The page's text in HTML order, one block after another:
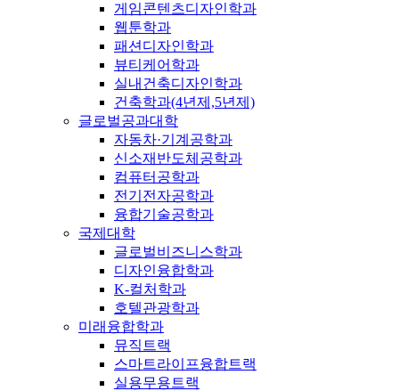
게임콘텐츠디자인학과
웹툰학과
패션디자인학과
뷰티케어학과
실내건축디자인학과
건축학과(4년제,5년제)
글로벌공과대학
자동차·기계공학과
신소재반도체공학과
컴퓨터공학과
전기전자공학과
융합기술공학과
국제대학
글로벌비즈니스학과
디자인융합학과
K-컬처학과
호텔관광학과
미래융합학과
뮤직트랙
스마트라이프융합트랙
실용무용트랙